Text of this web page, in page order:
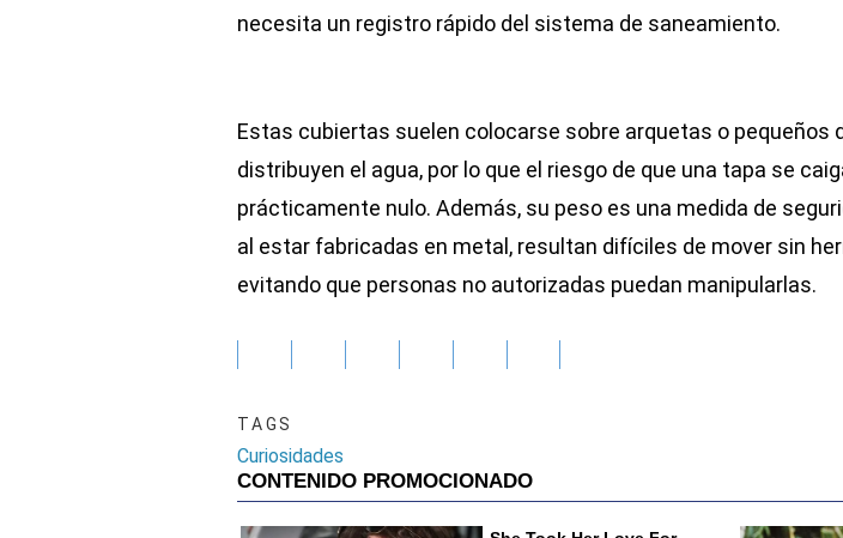
necesita un registro rápido del sistema de saneamiento.
Estas cubiertas suelen colocarse sobre arquetas o pequeños
distribuyen el agua, por lo que el riesgo de que una tapa se
prácticamente nulo. Además, su peso es una medida de
al estar fabricadas en metal, resultan difíciles de mover sin
evitando que personas no autorizadas puedan manipularlas.
TAGS
Curiosidades